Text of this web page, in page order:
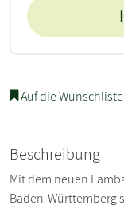
Auf die Wunschliste
Beschreibung
Mit dem neuen
Baden-Württemberg